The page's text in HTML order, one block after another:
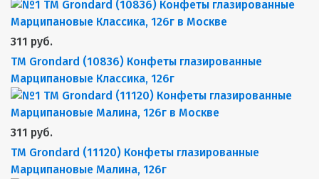
311 руб.
TM Grondard (10836) Конфеты глазированные
Марципановые Классика, 126г
311 руб.
TM Grondard (11120) Конфеты глазированные
Марципановые Малина, 126г